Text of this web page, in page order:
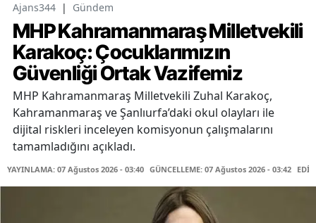
Ajans344 | Gündem
MHP Kahramanmaraş Milletvekili
Karakoç: Çocuklarımızın
Güvenliği Ortak Vazifemiz
MHP Kahramanmaraş Milletvekili Zuhal Karakoç,
Kahramanmaraş ve Şanlıurfa’daki okul olayları ile
dijital riskleri inceleyen komisyonun çalışmalarını
tamamladığını açıkladı.
YAYINLAMA: 07 Ağustos 2026 - 03:40 GÜNCELLEME: 07 Ağustos 2026 - 03:42